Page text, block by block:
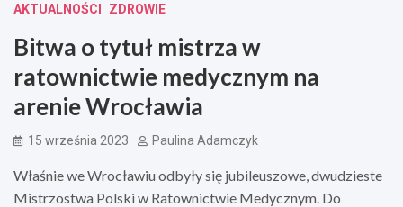
AKTUALNOŚCI ZDROWIE
Bitwa o tytuł mistrza w
ratownictwie medycznym na
arenie Wrocławia
15 września 2023 Paulina Adamczyk
Właśnie we Wrocławiu odbyły się jubileuszowe, dwudzieste
Mistrzostwa Polski w Ratownictwie Medycznym. Do